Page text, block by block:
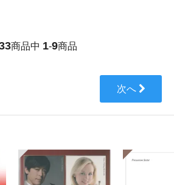
商品中 1-9商品
次へ